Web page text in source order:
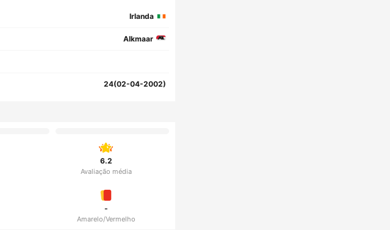
Irlanda
Alkmaar
24(02-04-2002)
6.2
Avaliação média
-
Amarelo/Vermelho